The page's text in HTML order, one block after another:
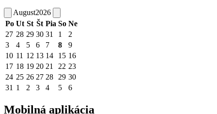
August2026
Po Ut St Št Pia So Ne
27 28 29 30 31 1
2
3
4 5 6 7 8
9
10 11 12 13 14 15 16
17 18 19 20 21 22 23
24 25 26 27 28 29 30
31 1 2 3 4 5 6
Mobilná aplikácia